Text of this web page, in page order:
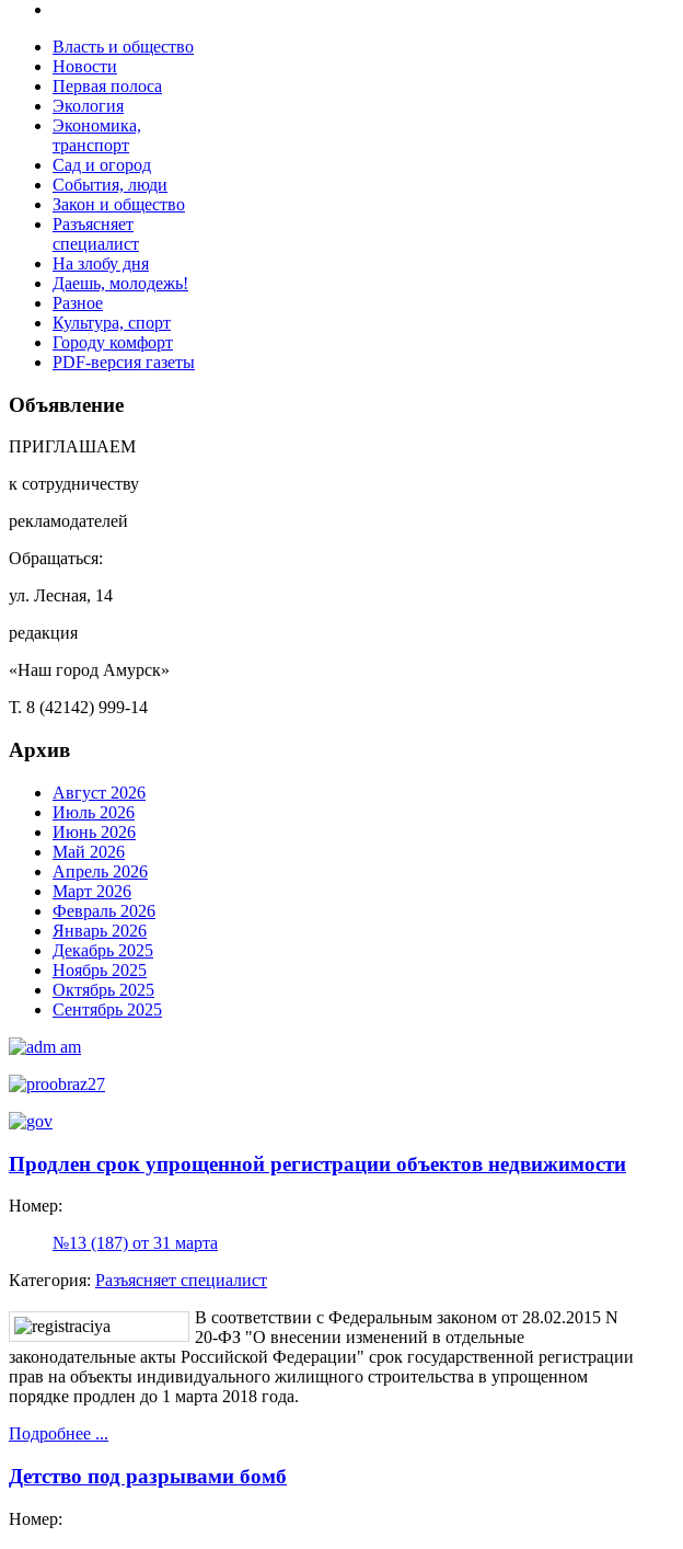
Власть и общество
Новости
Первая полоса
Экология
Экономика,
транспорт
Сад и огород
События, люди
Закон и общество
Разъясняет
специалист
На злобу дня
Даешь, молодежь!
Разное
Культура, спорт
Городу комфорт
PDF-версия газеты
Объявление
ПРИГЛАШАЕМ
к сотрудничеству
рекламодателей
Обращаться:
ул. Лесная, 14
редакция
«Наш город Амурск»
Т. 8 (42142) 999-14
Архив
Август 2026
Июль 2026
Июнь 2026
Май 2026
Апрель 2026
Март 2026
Февраль 2026
Январь 2026
Декабрь 2025
Ноябрь 2025
Октябрь 2025
Сентябрь 2025
Продлен срок упрощенной регистрации объектов недвижимости
Номер:
№13 (187) от 31 марта
Категория: Разъясняет специалист
В соответствии с Федеральным законом от 28.02.2015 N
20-ФЗ "О внесении изменений в отдельные
законодательные акты Российской Федерации" срок государственной регистрации
прав на объекты индивидуального жилищного строительства в упрощенном
порядке продлен до 1 марта 2018 года.
Подробнее ...
Детство под разрывами бомб
Номер: